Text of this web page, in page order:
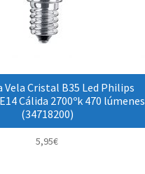
Vela Cristal B35 Led Philips
Cálida 2700ºk 470 lúmenes
(34718200)
5,95€